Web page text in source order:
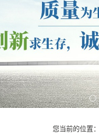
您当前的位置：